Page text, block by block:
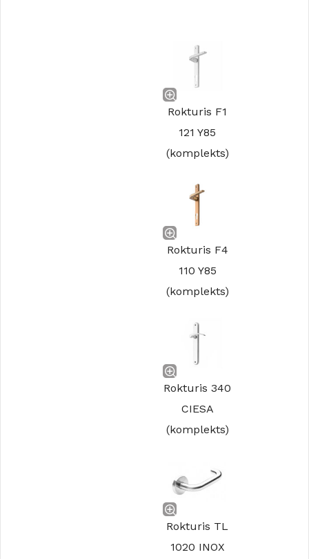
Rokturis F1
121 Y85
(komplekts)
Rokturis F4
110 Y85
(komplekts)
Rokturis 340
CIESA
(komplekts)
Rokturis TL
1020 INOX